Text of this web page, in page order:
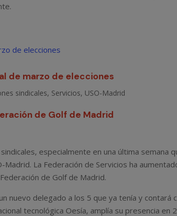
de marzo de elecciones
sindicales, Servicios, USO-Madrid
de Golf de Madrid
especialmente en una última semana
La Federación de Servicios ha
de Golf de Madrid.
nuevo delegado a los 5 que ya tenía y contará
tecnológica Oesía, amplía su presencia en